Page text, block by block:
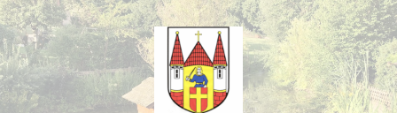
Skip
to
content
Skip
to
main
navigation
Skip
to
footer